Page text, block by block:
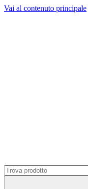
Vai al contenuto principale